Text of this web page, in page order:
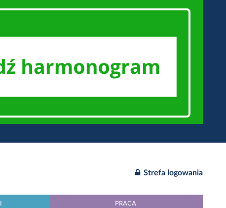
Strefa logowania
PRACA